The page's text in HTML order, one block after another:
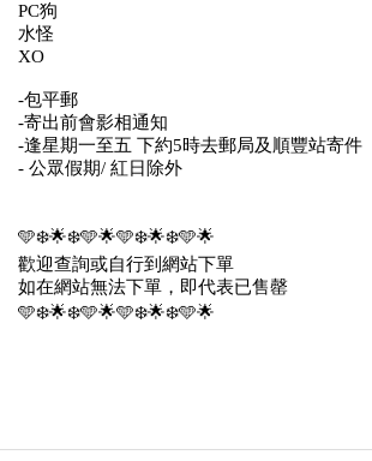
PC狗
水怪
XO
-包平郵
-寄出前會影相通知
-逢星期一至五 下約5時去郵局及順豐站寄件
- 公眾假期/ 紅日除外
🩵❄️🌟❄️🩵🌟🩵❄️🌟❄️🩵🌟
歡迎查詢或自行到網站下單
如在網站無法下單，即代表已售罄
🩵❄️🌟❄️🩵🌟🩵❄️🌟❄️🩵🌟